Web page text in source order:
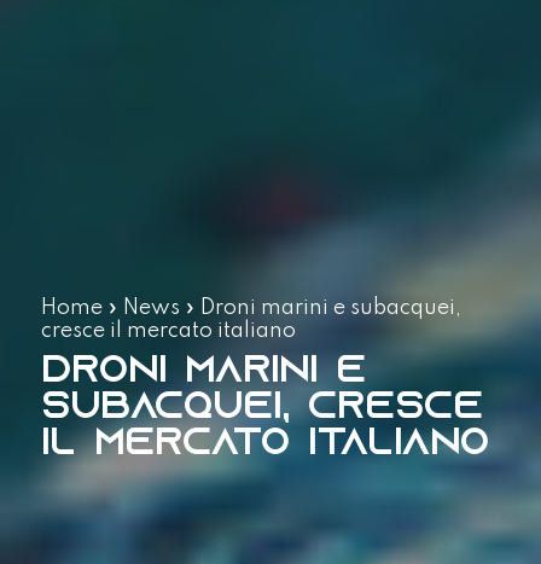
Home» News » Droni marini e subacquei,
cresce il mercato italiano
Droni marini e
subacquei, cresce
il mercato italiano